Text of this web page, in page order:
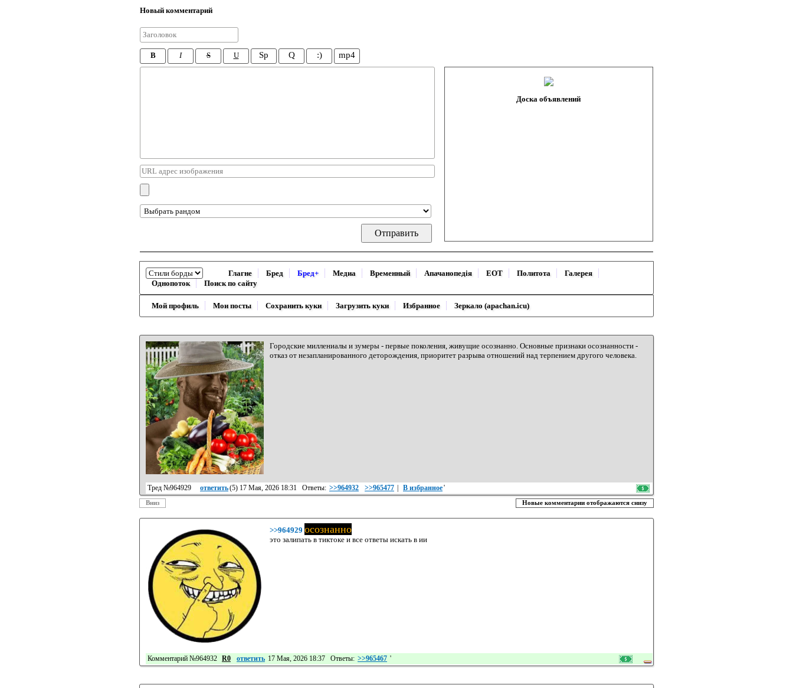
Новый комментарий
B I S U Sp Q :) mp4
Доска объявлений
Глагне Бред Бред+ Медиа Временный Апачанопедiя ЕОТ Политота
Галерея
Однопоток
Поиск по сайту
Мой профиль Мои посты Сохранить куки Загрузить куки Избранное Зеркало (apachan.icu)
Городские миллениалы и зумеры - первые поколения, живущие осознанно. Основные признаки осознанности -
отказ от незапланированного деторождения, приоритет разрыва отношений над терпением другого человека.
Тред №964929 ответить(5) 17 Мая, 2026 18:31 Ответы: >>964932 >>965477 | В избранное'
Вниз Новые комментарии отображаются снизу
>>964929 осознанно
это залипать в тиктоке и все ответы искать в ии
Комментарий №964932 R0 ответить 17 Мая, 2026 18:37 Ответы: >>965467 '